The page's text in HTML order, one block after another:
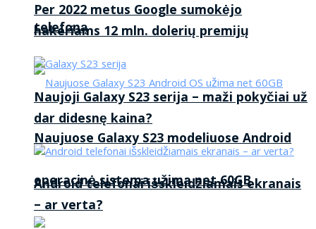
telefoną
Naujuose Galaxy S23 modeliuose Android
operacinė sistema užima net 60GB
Per 2022 metus Google sumokėjo
hakeriams 12 mln. dolerių premijų
Naujoji Galaxy S23 serija – maži pokyčiai už
dar didesnę kaina?
Android telefonai išskleidžiamais ekranais
– ar verta?